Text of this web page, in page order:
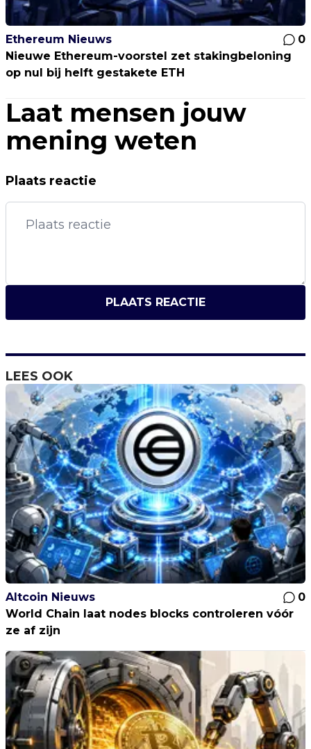
Ethereum Nieuws
0
Nieuwe Ethereum-voorstel zet stakingbeloning
op nul bij helft gestakete ETH
Laat mensen jouw
mening weten
Plaats reactie
PLAATS REACTIE
LEES OOK
Altcoin Nieuws
0
World Chain laat nodes blocks controleren vóór
ze af zijn